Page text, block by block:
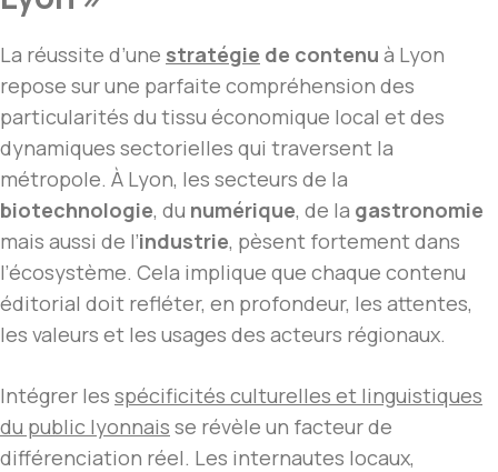
La réussite d’une stratégie de contenu à Lyon
repose sur une parfaite compréhension des
particularités du tissu économique local et des
dynamiques sectorielles qui traversent la
métropole. À Lyon, les secteurs de la
biotechnologie, du numérique, de la gastronomie
mais aussi de l’industrie, pèsent fortement dans
l’écosystème. Cela implique que chaque contenu
éditorial doit refléter, en profondeur, les attentes,
les valeurs et les usages des acteurs régionaux.
Intégrer les spécificités culturelles et linguistiques
du public lyonnais se révèle un facteur de
différenciation réel. Les internautes locaux,